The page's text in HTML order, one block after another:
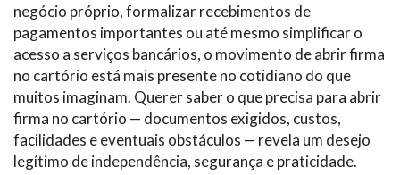
negócio próprio, formalizar recebimentos de
pagamentos importantes ou até mesmo simplificar o
acesso a serviços bancários, o movimento de abrir firma
no cartório está mais presente no cotidiano do que
muitos imaginam. Querer saber o que precisa para abrir
firma no cartório — documentos exigidos, custos,
facilidades e eventuais obstáculos — revela um desejo
legítimo de independência, segurança e praticidade.